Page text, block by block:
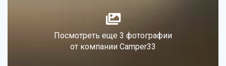
Посмотреть еще 3 фотографии
от компании Camper33